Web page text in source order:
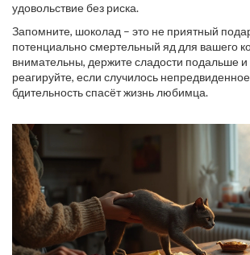
удовольствие без риска.
Запомните, шоколад – это не приятный
потенциально смертельный яд для вашего
внимательны, держите сладости подальше
реагируйте, если случилось
бдительность спасёт жизнь любимца.